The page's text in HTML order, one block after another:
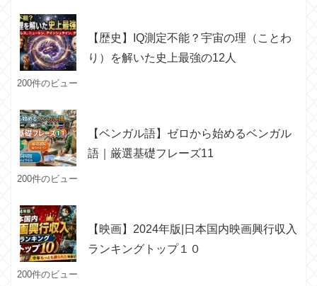
【歴史】IQ測定不能？宇宙の理（ことわ
り）を解いた史上最強の12人
200件のビュー
【ベンガル語】ゼロから始めるベンガル
語｜厳選基礎フレーズ11
200件のビュー
【映画】2024年版|日本国内映画興行収入
ランキングトップ１０
200件のビュー